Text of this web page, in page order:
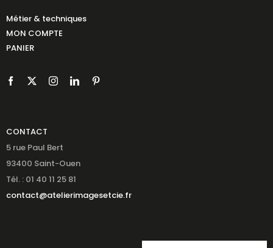
Métier & techniques
MON COMPTE
PANIER
CONTACT
5 rue Paul Bert
93400 Saint-Ouen
Tél. : 01 40 11 25 81
contact@atelierimagesetcie.fr